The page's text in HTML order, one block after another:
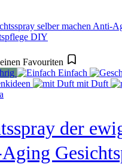
Favouriten
Einfach
mit Duft
der